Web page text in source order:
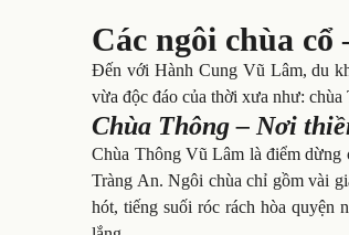
Các ngôi chùa
Đến với Hành Cung Vũ Lâm, du
vừa độc đáo của thời xưa như:
Chùa Thông – Nơi
Chùa Thông Vũ Lâm là điểm dừng
Tràng An. Ngôi chùa chỉ gồm vài
hót, tiếng suối róc rách hòa quyện